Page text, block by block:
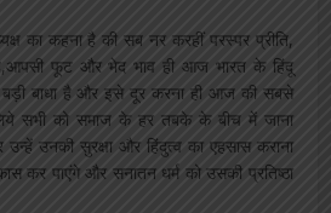
का कहना है की सब नर करहीं परस्पर प्रीति,
है,आपसी फूट और भेद भाव ही आज भारत के हिंदू
बड़ी बाधा है और इसे दूर करना ही आज की सबसे
सभी को समाज के हर तबके के बीच में जाना
उन्हें उनकी सुरक्षा और हिंदुत्व का एहसास कराना
कर पाएंगे और सनातन धर्म को उसकी प्रतिष्ठा